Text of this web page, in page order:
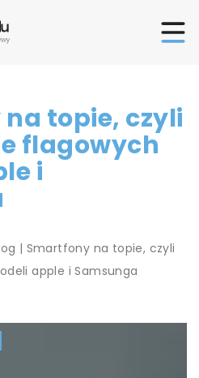
topie, czyli
flagowych
i
| Smartfony na topie, czyli
apple i Samsunga